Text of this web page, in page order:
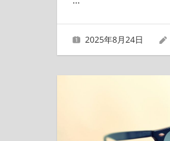
2025年8月24日